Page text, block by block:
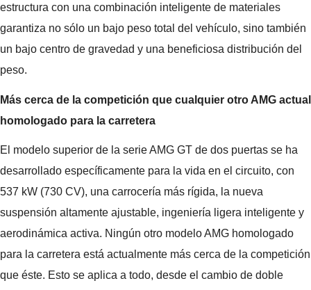
estructura con una combinación inteligente de materiales
garantiza no sólo un bajo peso total del vehículo, sino también
un bajo centro de gravedad y una beneficiosa distribución del
peso.
Más cerca de la competición que cualquier otro AMG actual
homologado para la carretera
El modelo superior de la serie AMG GT de dos puertas se ha
desarrollado específicamente para la vida en el circuito, con
537 kW (730 CV), una carrocería más rígida, la nueva
suspensión altamente ajustable, ingeniería ligera inteligente y
aerodinámica activa. Ningún otro modelo AMG homologado
para la carretera está actualmente más cerca de la competición
que éste. Esto se aplica a todo, desde el cambio de doble